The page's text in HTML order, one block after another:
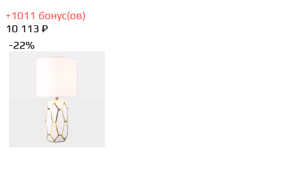
+1011 бонус(ов)
10 113 ₽
-22%